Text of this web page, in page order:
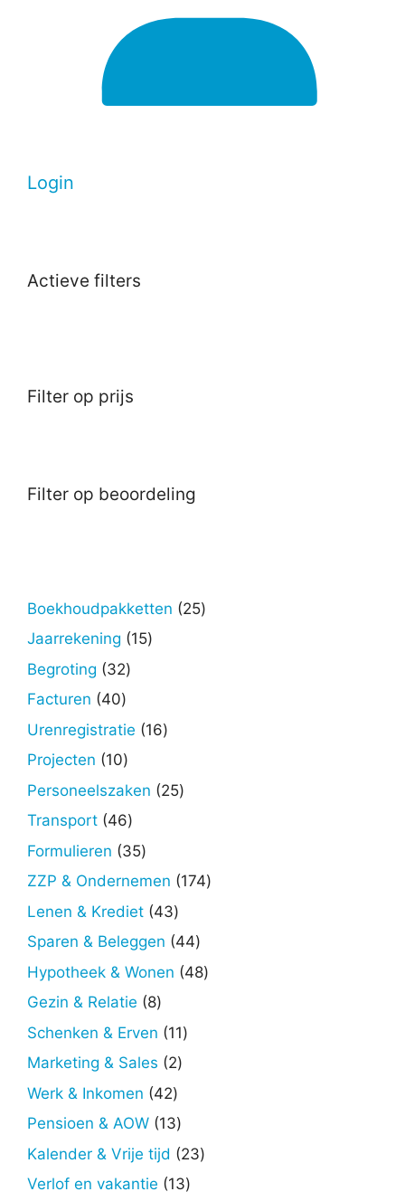
Login
Actieve filters
Filter op prijs
Filter op beoordeling
Boekhoudpakketten 2525
Jaarrekening 1515
Begroting 3232
Facturen 4040
producten
Urenregistratie 1616
Projecten 1010
producten
Personeelszaken 2525
Transport 4646
producten
Formulieren 3535
producten
ZZP & Ondernemen 174174
Lenen & Krediet 4343
producten
Sparen & Beleggen 4444
producten
Hypotheek & Wonen 4848
Gezin & Relatie 88
producten
Schenken & Erven 1111
Marketing & Sales 22
Werk & Inkomen 4242
producten
Pensioen & AOW 1313
producten
Kalender & Vrije tijd 2323
Verlof en vakantie 1313